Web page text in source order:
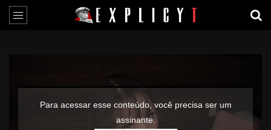
Para acessar esse conteúdo, você precisa ser um
assinante.